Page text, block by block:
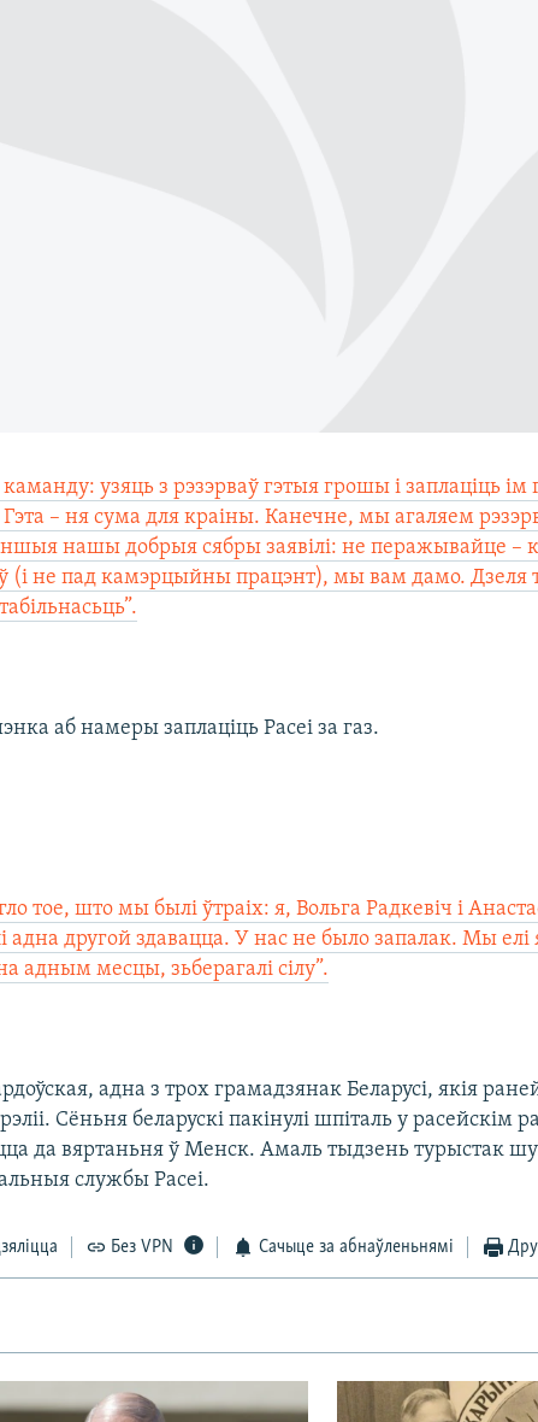
каманду: узяць з рэзэрваў гэтыя грошы і заплаціць ім
Гэта – ня сума для краіны. Канечне, мы агаляем
нашы добрыя сябры заявілі: не перажывайце –
(і не пад камэрцыйны працэнт), мы вам дамо. Дзеля
аб намеры заплаціць Расеі за газ.
тое, што мы былі ўтраіх: я, Вольга Радкевіч і
адна другой здавацца. У нас не было запалак. Мы елі
адным месцы, зьберагалі сілу”.
адна з трох грамадзянак Беларусі, якія раней
Сёньня беларускі пакінулі шпіталь у расейскім
да вяртаньня ў Менск. Амаль тыдзень турыстак
службы Расеі.
Без VPN Сачыце за абнаўленьнямі